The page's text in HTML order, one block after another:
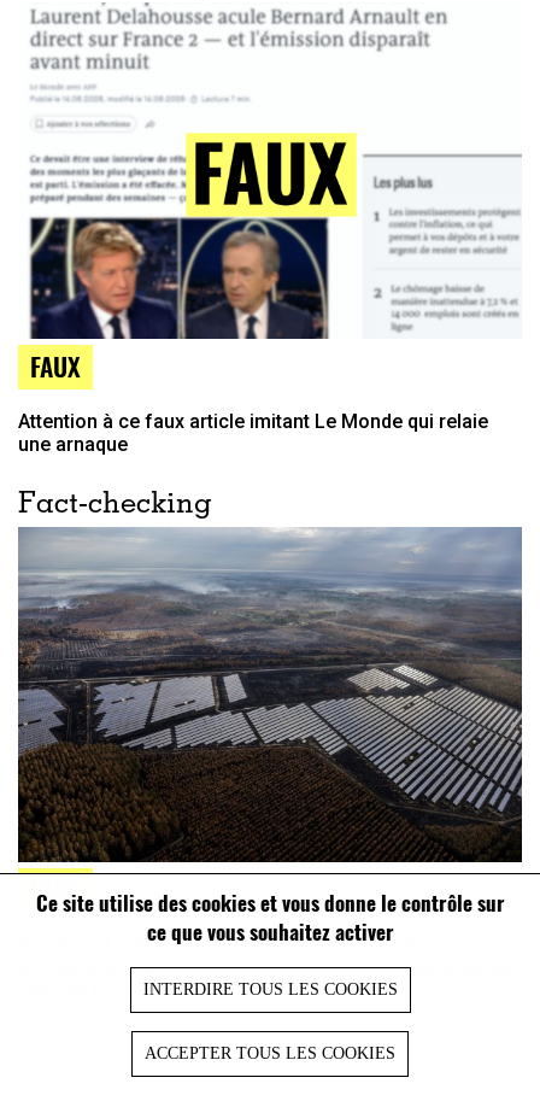
Ce site utilise des cookies et vous donne le contrôle sur
ce que vous souhaitez activer
INTERDIRE TOUS LES COOKIES
ACCEPTER TOUS LES COOKIES
FAUX
Attention à ce faux article imitant Le Monde qui relaie
une arnaque
Fact-checking
FAUX
Attention à cette vidéo qui assure que des panneaux
photovoltaïques ont été installés après les incendies de
2022 en Gironde